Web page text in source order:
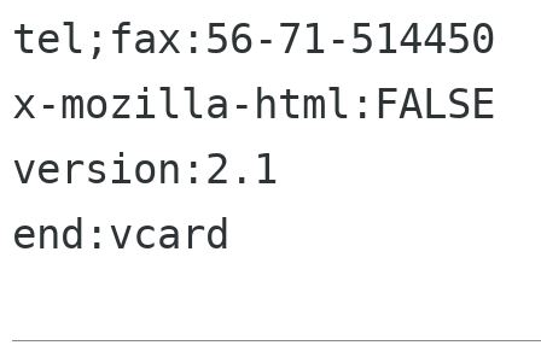
tel;fax:56-71-514450
x-mozilla-html:FALSE
version:2.1
end:vcard